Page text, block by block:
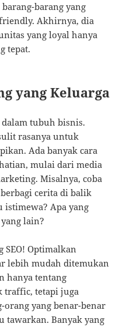
barang yang
Akhirnya, dia
yang loyal hanya
tepat.
yang Keluarga
tubuh bisnis.
rasanya untuk
Ada banyak cara
mulai dari media
Misalnya, coba
cerita di balik
Apa yang
lain?
SEO! Optimalkan
lebih mudah ditemukan
hanya tentang
traffic, tetapi juga
orang yang benar-benar
tawarkan. Banyak yang